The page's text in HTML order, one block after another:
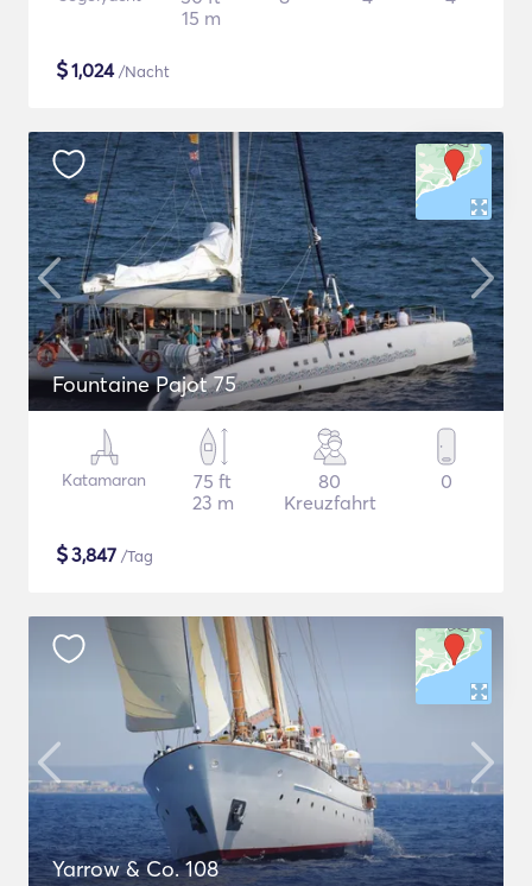
15 m
$1,024/Nacht
Fountaine Pajot 75
Katamaran
75 ft
23 m
80
Kreuzfahrt
0
$3,847 /Tag
Yarrow & Co. 108